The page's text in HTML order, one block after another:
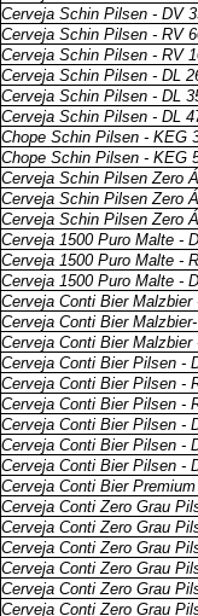
Cerveja Schin Pilsen - DV
Cerveja Schin Pilsen - RV
Cerveja Schin Pilsen - RV
Cerveja Schin Pilsen - DL
Cerveja Schin Pilsen - DL
Cerveja Schin Pilsen - DL
Chope Schin Pilsen - KEG
Chope Schin Pilsen - KEG
Cerveja Schin Pilsen Zero
Cerveja Schin Pilsen Zero
Cerveja Schin Pilsen Zero
Cerveja 1500 Puro Malte -
Cerveja 1500 Puro Malte -
Cerveja 1500 Puro Malte -
Cerveja Conti Bier Malzbier
Cerveja Conti Bier
Cerveja Conti Bier Malzbier
Cerveja Conti Bier Pilsen -
Cerveja Conti Bier Pilsen -
Cerveja Conti Bier Pilsen -
Cerveja Conti Bier Pilsen -
Cerveja Conti Bier Pilsen -
Cerveja Conti Bier Pilsen -
Cerveja Conti Bier
Cerveja Conti Zero Grau
Cerveja Conti Zero Grau
Cerveja Conti Zero Grau
Cerveja Conti Zero Grau
Cerveja Conti Zero Grau
Cerveja Conti Zero Grau